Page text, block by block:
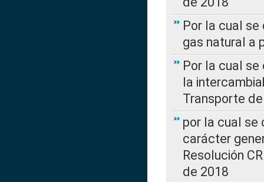
Por la cual
gas natural a
Por la cual
la
Transporte
por la cual se
carácter
Resolución
de 2018